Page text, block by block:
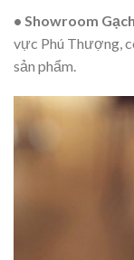
• Showroom
vực Phú Thượng,
sản phẩm.